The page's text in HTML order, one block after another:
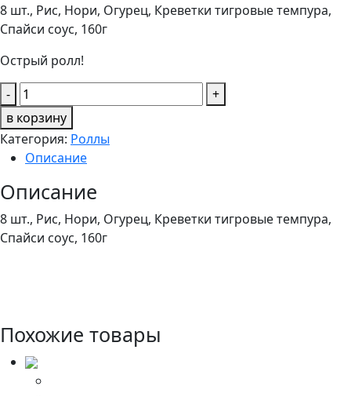
8 шт., Рис, Нори, Огурец, Креветки тигровые темпура,
Спайси соус, 160г
Острый ролл!
-
Количество
товара
САМУРАЙ
ролл
+
в корзину
Категория: Роллы
Описание
Описание
8 шт., Рис, Нори, Огурец, Креветки тигровые темпура,
Спайси соус, 160г
Похожие товары